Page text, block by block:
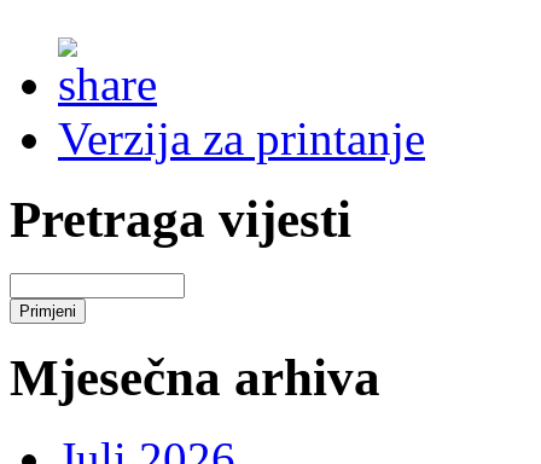
Verzija za printanje
Pretraga vijesti
Mjesečna arhiva